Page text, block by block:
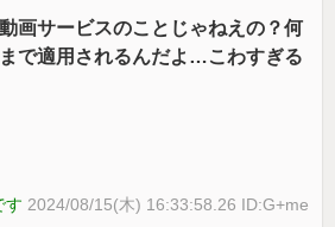
画サービスのことじゃねえの？何
で適用されるんだよ…こわすぎる
す 2024/08/15(木) 16:33:58.26 ID:G+me